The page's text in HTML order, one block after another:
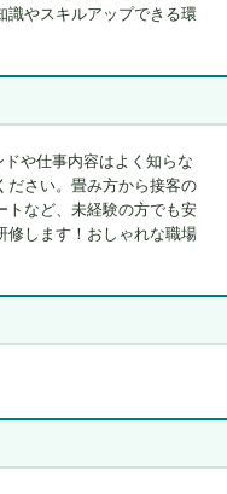
識やスキルアップできる環
や仕事内容はよく知らな
さい。畳み方から接客の
トなど、未経験の方でも安
修します！おしゃれな職場